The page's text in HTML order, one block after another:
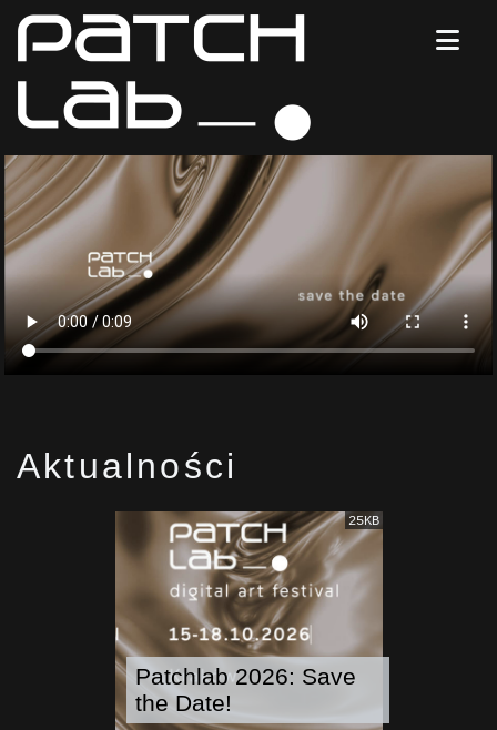
Aktualności
25KB
Patchlab 2026: Save
the Date!